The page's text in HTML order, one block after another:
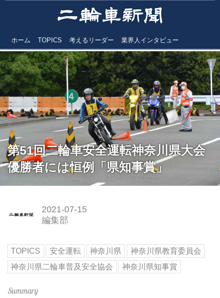
ホーム TOPICS 考えるリーダー 業界人インタビュー
第51回二輪車安全運転神奈川県大会
優勝者には恒例「県知事賞」
2021-07-15
編集部
TOPICS 安全運転 神奈川県
神奈川県教育委員会
神奈川県二輪車普及安全協会
神奈川県知事賞